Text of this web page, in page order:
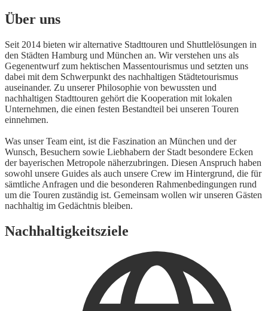
Über uns
Seit 2014 bieten wir alternative Stadttouren und Shuttlelösungen in
den Städten Hamburg und München an. Wir verstehen uns als
Gegenentwurf zum hektischen Massentourismus und setzten uns
dabei mit dem Schwerpunkt des nachhaltigen Städtetourismus
auseinander. Zu unserer Philosophie von bewussten und
nachhaltigen Stadttouren gehört die Kooperation mit lokalen
Unternehmen, die einen festen Bestandteil bei unseren Touren
einnehmen.
Was unser Team eint, ist die Faszination an München und der
Wunsch, Besuchern sowie Liebhabern der Stadt besondere Ecken
der bayerischen Metropole näherzubringen. Diesen Anspruch haben
sowohl unsere Guides als auch unsere Crew im Hintergrund, die für
sämtliche Anfragen und die besonderen Rahmenbedingungen rund
um die Touren zuständig ist. Gemeinsam wollen wir unseren Gästen
nachhaltig im Gedächtnis bleiben.
Nachhaltigkeitsziele